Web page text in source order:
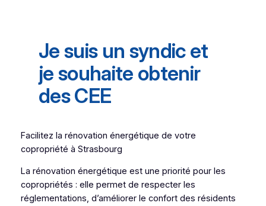
Je suis un syndic et
je souhaite obtenir
des CEE
Facilitez la rénovation énergétique de votre
copropriété à Strasbourg
La rénovation énergétique est une priorité pour les
copropriétés : elle permet de respecter les
réglementations, d’améliorer le confort des résidents